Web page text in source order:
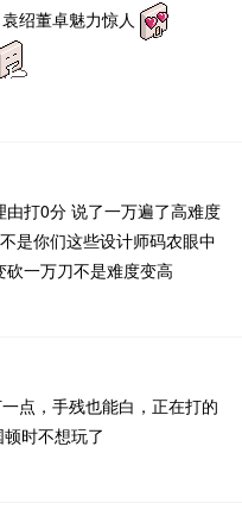
绍董卓魅力惊人
打0分 说了一万遍了高难度
是你们这些设计师码农眼中
一万刀不是难度变高
点，手残也能白，正在打的
时不想玩了